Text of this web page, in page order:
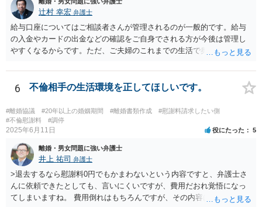
辻村 幸宏 弁護士
給与口座についてはご相談者さんが管理されるのが一般的です。給与
の入金やカードの出金などの確認をご自身でされる方が今後は管理し
やすくなるからです。ただ、ご夫婦のこれまでの生活で奥様が管理さ
しても構わないとは思います。 隠し財産といっても、収入は給与だけ
で隠しようがないでしょうし、今わかっていない財産がないのであれ
ば別居後に新たな財産ができてもお互いに分与を主張できないことに
はなりますので杞憂ということになろうかと思います。 婚姻費用を渡
さないというおそれを奥様が抱くのはやむない面もあるとは思います
が、ここは信じていただくしかないですし、婚姻費用の金額の合意が
できるかどうかの方が重要だと思います（合意できなれば納得した金
額をもらえないという意味では、奥様の不満は残るからです）。 特別
経費という問題はあるのですが、一般には、収入から婚姻費用は定め
られ、全ての生活費が入っていると見ます。奥様の利益のために支払
っている費用については、婚姻費用から引くことも相当だと思いま
す。
6 不倫相手の生活環境を正してほしいです。
#離婚協議 #20年以上の婚姻期間 #離婚書類作成
#慰謝料請求したい側
#不倫慰謝料
#調停
2025年6月11日 役にたった 5
離婚・男女問題に強い弁護士
井上 祐司 弁護士
>退去するなら慰謝料0円でもかまわないという内容ですと、弁護士さ
んに依頼できたとしても、言いにくいですが、費用だおれ覚悟になっ
てしまいますね。 費用倒れはもちろんですが、その内容は、法律的に